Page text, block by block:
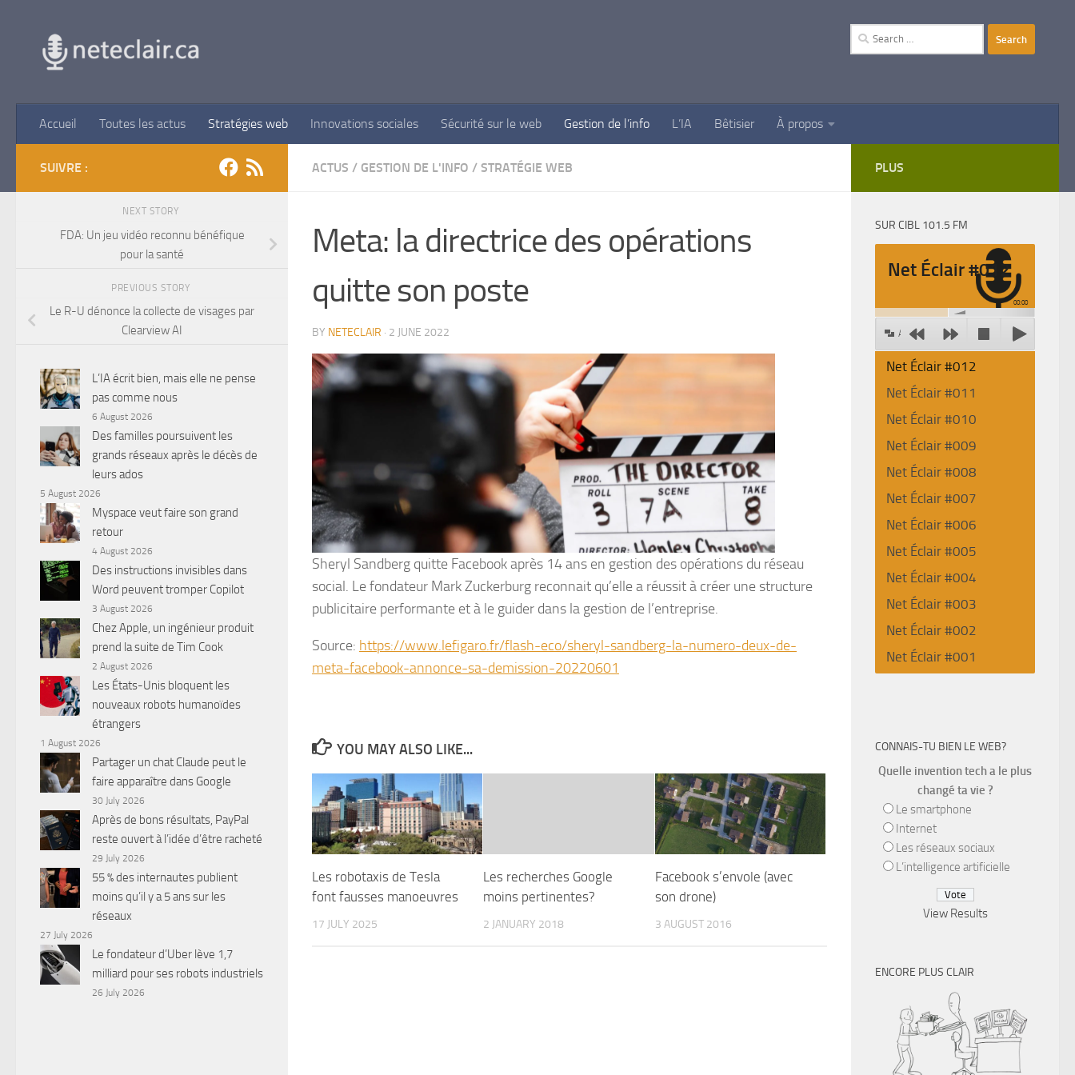
Search
for:
Accueil Toutes les actus Stratégies web Innovations sociales Sécurité sur le web Gestion de l’info L’IA Bêtisier À propos
ACTUS / GESTION DE L'INFO / STRATÉGIE WEB
Meta: la directrice des opérations
quitte son poste
BY NETECLAIR · 2 JUNE 2022
Sheryl Sandberg quitte Facebook après 14 ans en gestion des opérations du réseau
social. Le fondateur Mark Zuckerburg reconnait qu’elle a réussit à créer une structure
publicitaire performante et à le guider dans la gestion de l’entreprise.
Source: https://www.lefigaro.fr/flash-eco/sheryl-sandberg-la-numero-deux-de-
meta-facebook-annonce-sa-demission-20220601
YOU MAY ALSO LIKE...
Les robotaxis de Tesla
font fausses manoeuvres
17 JULY 2025
Les recherches Google
moins pertinentes?
2 JANUARY 2018
Facebook s’envole (avec
son drone)
3 AUGUST 2016
SUIVRE :
NEXT STORY
FDA: Un jeu vidéo reconnu bénéfique
pour la santé
PREVIOUS STORY
Le R-U dénonce la collecte de visages par
Clearview AI
L’IA écrit bien, mais elle ne pense
pas comme nous
6 August 2026
Des familles poursuivent les
grands réseaux après le décès de
leurs ados
5 August 2026
Myspace veut faire son grand
retour
4 August 2026
Des instructions invisibles dans
Word peuvent tromper Copilot
3 August 2026
Chez Apple, un ingénieur produit
prend la suite de Tim Cook
2 August 2026
Les États-Unis bloquent les
nouveaux robots humanoïdes
étrangers
1 August 2026
Partager un chat Claude peut le
faire apparaître dans Google
30 July 2026
Après de bons résultats, PayPal
reste ouvert à l’idée d’être racheté
29 July 2026
55 % des internautes publient
moins qu’il y a 5 ans sur les
réseaux
27 July 2026
Le fondateur d’Uber lève 1,7
milliard pour ses robots industriels
26 July 2026
PLUS
SUR CIBL 101.5 FM
Net Éclair #012
00:00
Agrandir
Net Éclair #012
Net Éclair #011
Net Éclair #010
Net Éclair #009
Net Éclair #008
Net Éclair #007
Net Éclair #006
Net Éclair #005
Net Éclair #004
Net Éclair #003
Net Éclair #002
Net Éclair #001
CONNAIS-TU BIEN LE WEB?
Quelle invention tech a le plus
changé ta vie ?
Le smartphone
Internet
Les réseaux sociaux
L’intelligence artificielle
View Results
ENCORE PLUS CLAIR